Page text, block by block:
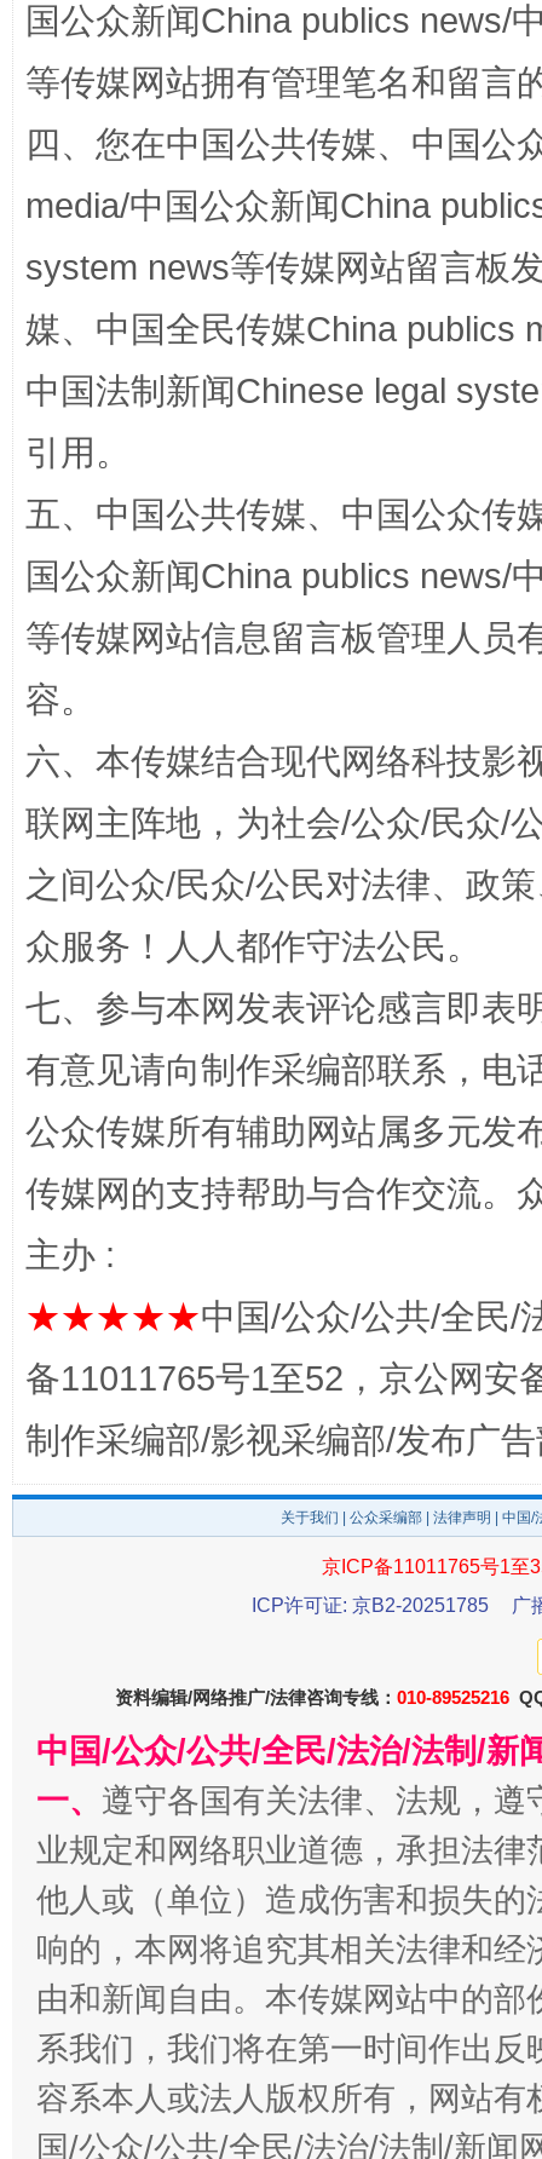
全民健身五年计划来了！等你上场
阿坝州三大球赛在茂县开幕 规模
国家大学科技园优化重塑工作
完善运行机制助力责任有效落实
公平竞争审查“十大案例”出炉！ 一纸欠
东山县通报“牛蛙产品抗生素超标问题” 法
国公众新闻China publics news/
等传媒网站拥有管理笔名和留言
四、您在中国公共传媒、中国公
media/中国公众新闻China
system news等传媒网站留言板
媒、中国全民传媒China publics
中国法制新闻Chinese legal
引用。
五、中国公共传媒、中国公众传
国公众新闻China publics news/
等传媒网站信息留言板管理人员
容。
六、本传媒结合现代网络科技影
联网主阵地，为社会/公众/民众/
之间公众/民众/公民对法律、政
众服务！人人都作守法公民。
七、参与本网发表评论感言即表
有意见请向制作采编部联系，电
公众传媒所有辅助网站属多元发
传媒网的支持帮助与合作交流。
主办 :
★★★★★中国/公众/公共/全民/
备11011765号1至52，京公网安
制作采编部/影视采编部/发布广
关于我们 公众采编部 法律声明 | 中国
京ICP备11011765号1至
ICP许可证: 京B2-20251785
广
资料编辑/网络推广/法律咨询专线： 010-89525216
中国/公众/公共/全民/法治/法制/新
一、 遵守各国有关法律、法规，
业规定和网络职业道德，承担法
他人或（单位）造成伤害和损失
响的，本网将追究其相关法律和
由和新闻自由。本传媒网站中的
系我们，我们将在第一时间作出
容系本人或法人版权所有，网站
国/公众/公共/全民/法治/法制/新闻